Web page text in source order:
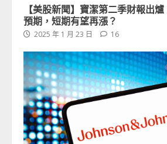
【美股新聞】寶潔第二季財報出
預期，短期有望再漲？
2025 年 1 月 23 日 16